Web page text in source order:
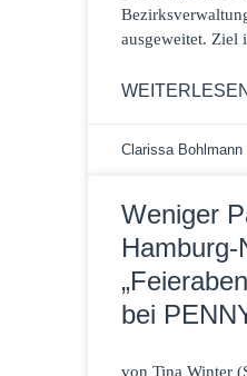
ausgeweitet. Ziel
Clarissa Bohlmann
Weniger
Hamburg-
bei
von Tina Winter